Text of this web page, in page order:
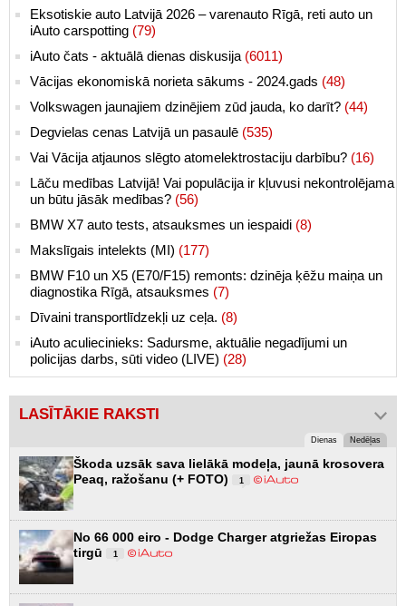
Eksotiskie auto Latvijā 2026 – varenauto Rīgā, reti auto un
iAuto carspotting (79)
iAuto čats - aktuālā dienas diskusija (6011)
Vācijas ekonomiskā norieta sākums - 2024.gads (48)
Volkswagen jaunajiem dzinējiem zūd jauda, ko darīt? (44)
Degvielas cenas Latvijā un pasaulē (535)
Vai Vācija atjaunos slēgto atomelektrostaciju darbību? (16)
Lāču medības Latvijā! Vai populācija ir kļuvusi nekontrolējama
un būtu jāsāk medības? (56)
BMW X7 auto tests, atsauksmes un iespaidi (8)
Makslīgais intelekts (MI) (177)
BMW F10 un X5 (E70/F15) remonts: dzinēja ķēžu maiņa un
diagnostika Rīgā, atsauksmes (7)
Dīvaini transportlīdzekļi uz ceļa. (8)
iAuto aculiecinieks: Sadursme, aktuālie negadījumi un
policijas darbs, sūti video (LIVE) (28)
LASĪTĀKIE RAKSTI
Dienas Nedēļas
Škoda uzsāk sava lielākā modeļa, jaunā krosovera
Peaq, ražošanu (+ FOTO)
1
No 66 000 eiro - Dodge Charger atgriežas Eiropas
tirgū
1